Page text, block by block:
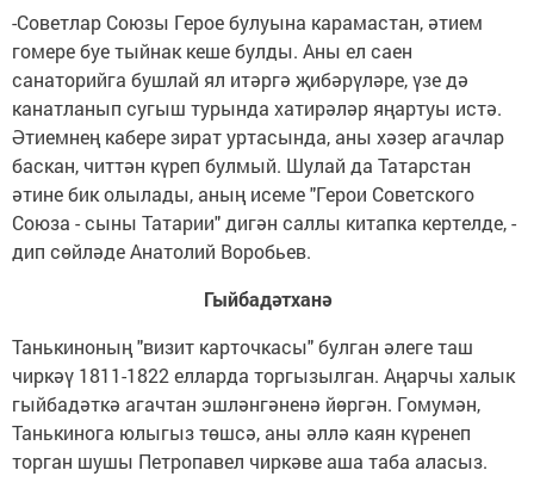
-Советлар Союзы Герое булуына карамастан, әтием
гомере буе тыйнак кеше булды. Аны ел саен
санаторийга бушлай ял итәргә җибәрүләре, үзе дә
канатланып сугыш турында хатирәләр яңартуы истә.
Әтиемнең кабере зират уртасында, аны хәзер агачлар
баскан, читтән күреп булмый. Шулай да Татарстан
әтине бик олылады, аның исеме "Герои Советского
Союза - сыны Татарии" дигән саллы китапка кертелде, -
дип сөйләде Анатолий Воробьев.
Гыйбадәтханә
Танькиноның "визит карточкасы" булган әлеге таш
чиркәү 1811-1822 елларда торгызылган. Аңарчы халык
гыйбадәткә агачтан эшләнгәненә йөргән. Гомумән,
Танькинога юлыгыз төшсә, аны әллә каян күренеп
торган шушы Петропавел чиркәве аша таба аласыз.